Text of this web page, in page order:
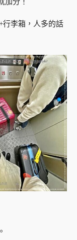
行李箱，人多的話